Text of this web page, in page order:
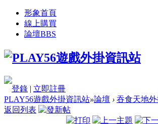
形象首頁
線上購買
論壇BBS
登錄 | 立即註冊
PLAY56遊戲外掛資訊站»論壇 › 吞食天地
返回列表